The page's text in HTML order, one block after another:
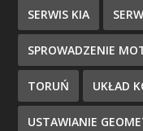
SERWIS KIA
SPROWADZENIE
TORUŃ UKŁAD
USTAWIANIE